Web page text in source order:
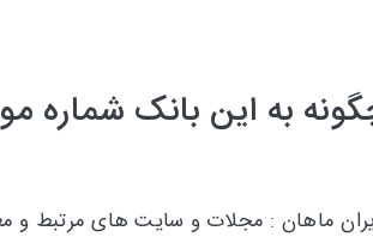
به این بانک شماره
ماهان : مجلات و سایت های مرتبط و